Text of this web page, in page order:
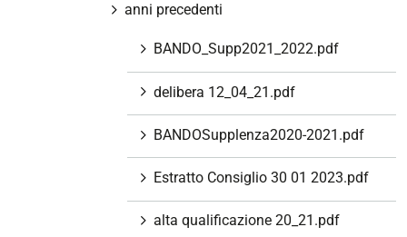
anni precedenti
BANDO_Supp2021_2022.pdf
delibera 12_04_21.pdf
BANDOSupplenza2020-2021.pdf
Estratto Consiglio 30 01 2023.pdf
alta qualificazione 20_21.pdf